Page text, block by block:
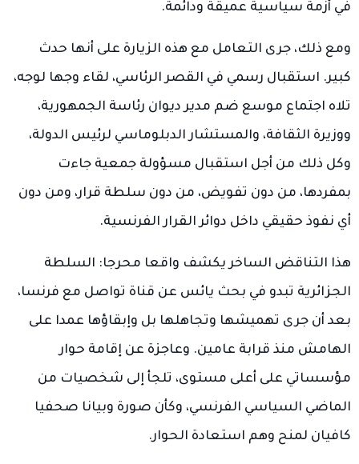
في أزمة سياسية عميقة ودائمة.
ومع ذلك، جرى التعامل مع هذه الزيارة على أنها حدث
كبير. استقبال رسمي في القصر الرئاسي، لقاء وجها لوجه،
تلاه اجتماع موسع ضم مدير ديوان رئاسة الجمهورية،
ووزيرة الثقافة، والمستشار الدبلوماسي لرئيس الدولة،
وكل ذلك من أجل استقبال مسؤولة جمعية جاءت
بمفردها، من دون تفويض، من دون سلطة قرار، ومن دون
أي نفوذ حقيقي داخل دوائر القرار الفرنسية.
هذا التناقض الساخر يكشف واقعا محرجا: السلطة
الجزائرية تبدو في بحث يائس عن قناة تواصل مع فرنسا،
بعد أن جرى تهميشها وتجاهلها بل وإبقاؤها عمدا على
الهامش منذ قرابة عامين. وعاجزة عن إقامة حوار
مؤسساتي على أعلى مستوى، تلجأ إلى شخصيات من
الماضي السياسي الفرنسي، وكأن صورة وبيانا صحفيا
كافيان لمنح وهم استعادة الحوار.